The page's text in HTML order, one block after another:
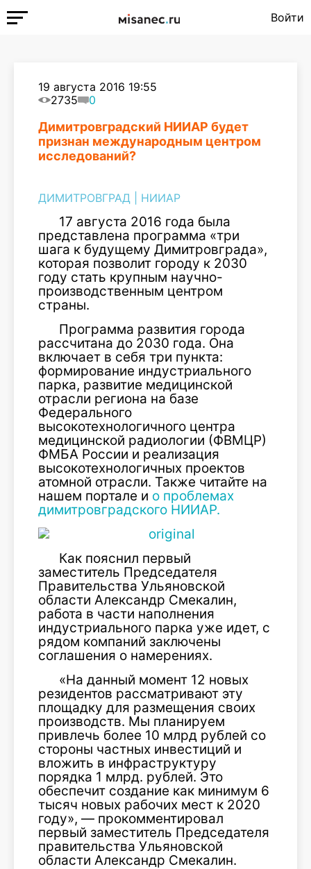
Войти
19 августа 2016 19:55
2735
0
Димитровградский НИИАР будет
признан международным центром
исследований?
ДИМИТРОВГРАД НИИАР
17 августа 2016 года была
представлена программа «три
шага к будущему Димитровграда»,
которая позволит городу к 2030
году стать крупным научно-
производственным центром
страны.
Программа развития города
рассчитана до 2030 года. Она
включает в себя три пункта:
формирование индустриального
парка, развитие медицинской
отрасли региона на базе
Федерального
высокотехнологичного центра
медицинской радиологии (ФВМЦР)
ФМБА России и реализация
высокотехнологичных проектов
атомной отрасли. Также читайте на
нашем портале и о проблемах
димитровградского НИИАР.
Как пояснил первый
заместитель Председателя
Правительства Ульяновской
области Александр Смекалин,
работа в части наполнения
индустриального парка уже идет, с
рядом компаний заключены
соглашения о намерениях.
«На данный момент 12 новых
резидентов рассматривают эту
площадку для размещения своих
производств. Мы планируем
привлечь более 10 млрд рублей со
стороны частных инвестиций и
вложить в инфраструктуру
порядка 1 млрд. рублей. Это
обеспечит создание как минимум 6
тысяч новых рабочих мест к 2020
году», — прокомментировал
первый заместитель Председателя
правительства Ульяновской
области Александр Смекалин.